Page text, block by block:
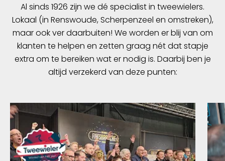
Al sinds 1926 zijn we dé specialist in tweewielers.
Lokaal (in Renswoude, Scherpenzeel en omstreken),
maar ook ver daarbuiten! We worden er blij van om
klanten te helpen en zetten graag nét dat stapje
extra om te bereiken wat er nodig is. Daarbij ben je
altijd verzekerd van deze punten: